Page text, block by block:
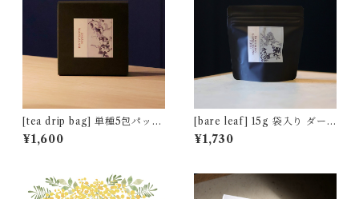
[tea drip bag] 単種5包パック
アッサム マンガラム茶園 [非
水百花譜デザイン]
¥1,600
[bare leaf] 15g 袋入り ダー
ジリン グレンバーン茶園 (ム
ーンライト) [非水百花譜デザ
¥1,730